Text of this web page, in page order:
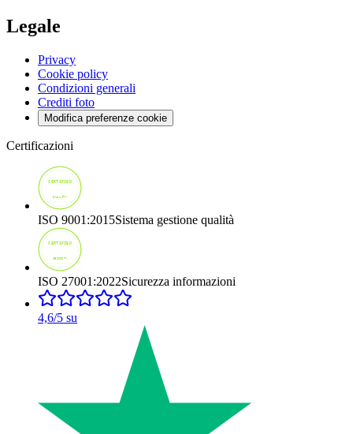
Legale
Privacy
Cookie policy
Condizioni generali
Crediti foto
Modifica preferenze cookie
Certificazioni
ISO 9001:2015Sistema gestione qualità
ISO 27001:2022Sicurezza informazioni
4,6/5 su